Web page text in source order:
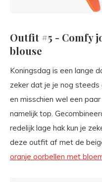
Outfit #5 - Comfy
blouse
Koningsdag is een lange
zeker dat je je nog
en misschien wel een
namelijk top.
redelijk lage hak kun je
deze outfit af met de
oranje oorbellen met